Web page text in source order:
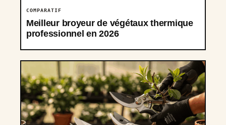
COMPARATIF
Meilleur broyeur de végétaux thermique
professionnel en 2026